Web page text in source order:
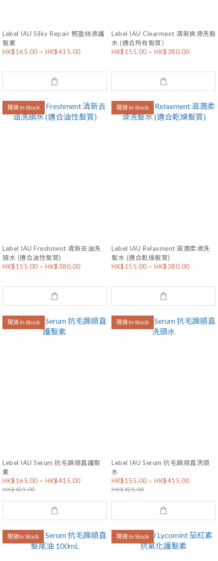
Lebel IAU Silky Repair 輕盈絲滑護
髮素
HK$165.00 ~ HK$415.00
Lebel IAU Clearment 清新爽滑洗髮
水 (適合所有髮質）
HK$155.00 ~ HK$380.00
現貨 In Stock
Lebel IAU Freshment 清新去油洗
頭水 (適合油性髮質)
HK$155.00 ~ HK$380.00
現貨 In Stock
Lebel IAU Relaxment 滋潤柔滑洗
髮水 (適合乾燥髮質)
HK$155.00 ~ HK$380.00
現貨 In Stock
Lebel IAU Serum 抗毛躁順直護髮
素
HK$165.00 ~ HK$415.00
HK$425.00
現貨 In Stock
Lebel IAU Serum 抗毛躁順直洗頭
水
HK$155.00 ~ HK$415.00
HK$425.00
現貨In Stock 現貨 In Stock